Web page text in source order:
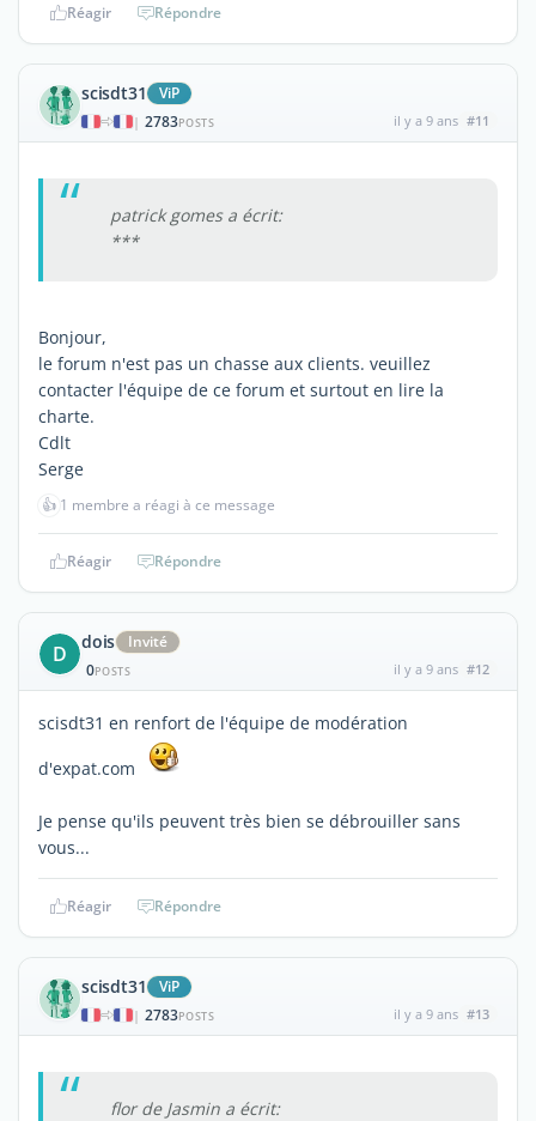
Réagir Répondre
scisdt31 ViP
| 2783POSTS il y a 9 ans #11
patrick gomes a écrit:
***
Bonjour,
le forum n'est pas un chasse aux clients. veuillez
contacter l'équipe de ce forum et surtout en lire la
charte.
Cdlt
Serge
👍 1 membre a réagi à ce message
Réagir Répondre
D dois
Invité
0POSTS il y a 9 ans #12
scisdt31 en renfort de l'équipe de modération
d'expat.com
Je pense qu'ils peuvent très bien se débrouiller sans
vous...
Réagir Répondre
scisdt31 ViP
| 2783POSTS il y a 9 ans #13
flor de Jasmin a écrit: